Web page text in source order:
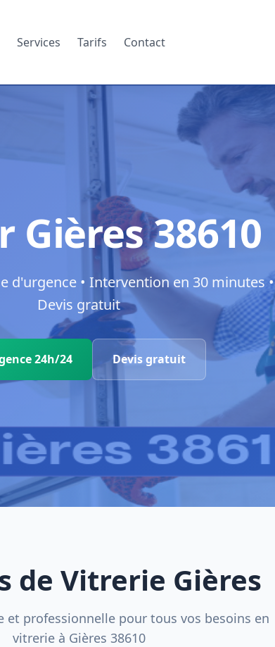
Services Tarifs Contact
Gières 38610
d'urgence • Intervention en 30 minutes •
Devis gratuit
24h/24 Devis gratuit
de Vitrerie Gières
et professionnelle pour tous vos besoins en
vitrerie à Gières 38610